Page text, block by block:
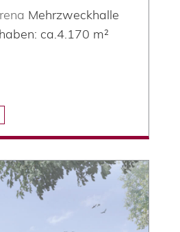
Mehrzweckhalle
ca.4.170 m²